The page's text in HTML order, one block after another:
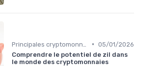
• 05/01/2026
Comprendre le potentiel de zil dans
le monde des cryptomonnaies